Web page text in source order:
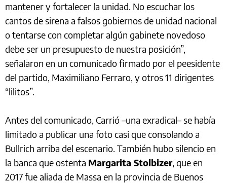
mantener y fortalecer la unidad. No escuchar los
cantos de sirena a falsos gobiernos de unidad nacional
o tentarse con completar algún gabinete novedoso
debe ser un presupuesto de nuestra posición”,
señalaron en un comunicado firmado por el peesidente
del partido, Maximiliano Ferraro, y otros 11 dirigentes
“lilitos”.
Antes del comunicado, Carrió –una exradical– se había
limitado a publicar una foto casi que consolando a
Bullrich arriba del escenario. También hubo silencio en
la banca que ostenta Margarita Stolbizer, que en
2017 fue aliada de Massa en la provincia de Buenos